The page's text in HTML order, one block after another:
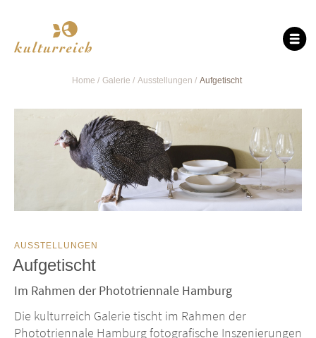
Home Galerie Ausstellungen Aufgetischt
AUSSTELLUNGEN
Aufgetischt
Im Rahmen der Phototriennale Hamburg
Die kulturreich Galerie tischt im Rahmen der
Phototriennale Hamburg fotografische Inszenierungen